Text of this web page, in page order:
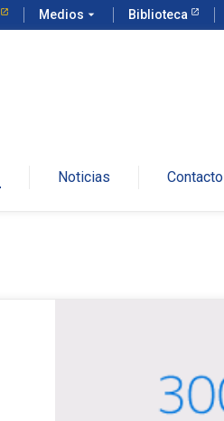
Medios arrow_drop_down Biblioteca
Noticias Contacto